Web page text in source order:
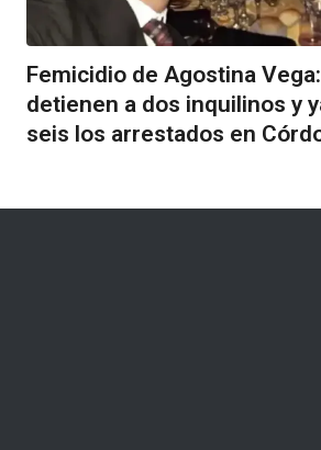
Femicidio de Agostina Vega:
detienen a dos inquilinos y
seis los arrestados en